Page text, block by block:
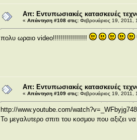
Απ: Εντυπωσιακές κατασκευές
« Απάντηση #108 στις:Φεβρουάριος 19, 2011,
πολυ ωραιο video!!!!!!!!!!!!!!!!!
Απ: Εντυπωσιακές κατασκευές
« Απάντηση #109 στις:Φεβρουάριος 19, 2011,
http://www.youtube.com/
Το μεγαλυτερο σπιτι του κοσμου που αξιζει